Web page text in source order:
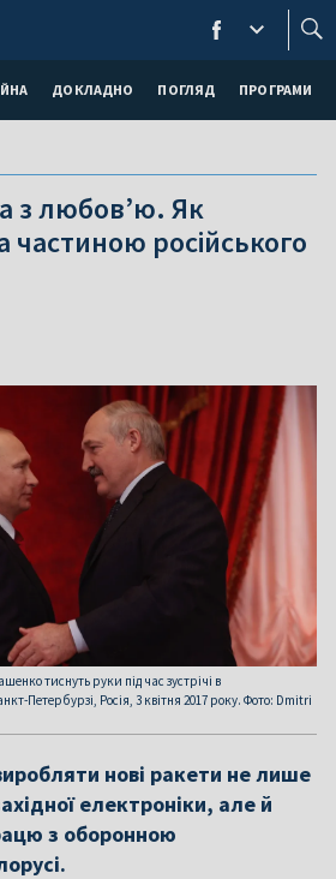
ДОКЛАДНО ПОГЛЯД ПРОГРАМИ
з любов’ю. Як
частиною російського
тиснуть руки під час зустрічі в
Петербурзі, Росія, 3 квітня 2017 року. Фото: Dmitri
нові ракети не лише
електроніки, але й
з оборонною